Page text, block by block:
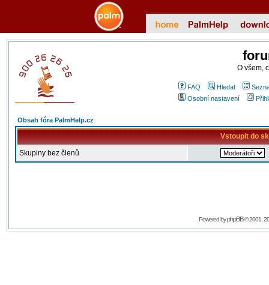
O všem,
FAQ Hledat
Osobní nastavení
Obsah fóra PalmHelp.cz
Vstoupit do
Skupiny bez členů
Powered byphpBB© 2001,